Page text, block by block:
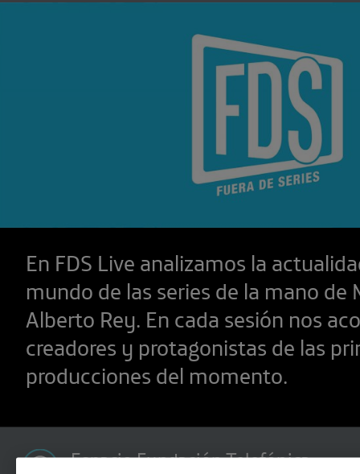
En FDS Live analizamos la
mundo de las series de la mano de
Alberto Rey. En cada sesión nos
creadores y protagonistas de las
producciones del momento.
Espacio Fundación Telefónica